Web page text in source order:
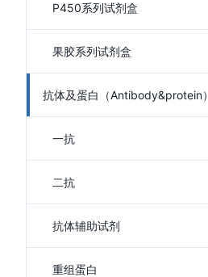
P450系列试剂盒
果胶系列试剂盒
抗体及蛋白（Antibody&protein）
一抗
二抗
抗体辅助试剂
重组蛋白